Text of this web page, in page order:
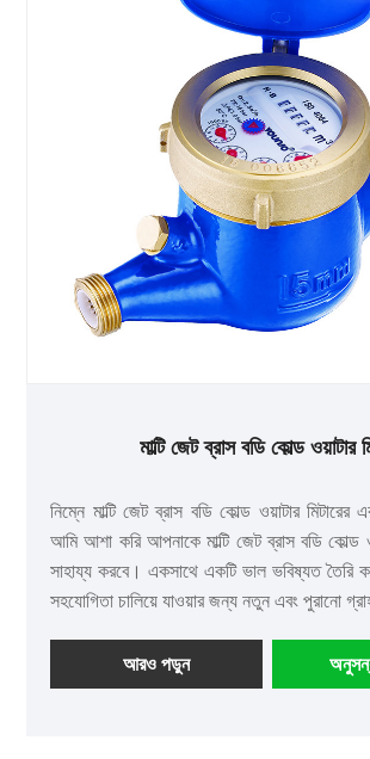
মাল্টি জেট ব্রাস বডি কোল্ড ওয়াটার
নিম্নে মাল্টি জেট ব্রাস বডি কোল্ড ওয়াটার মিটারের
আমি আশা করি আপনাকে মাল্টি জেট ব্রাস বডি কোল্ড
সাহায্য করবে। একসাথে একটি ভাল ভবিষ্যত তৈরি
সহযোগিতা চালিয়ে যাওয়ার জন্য নতুন এবং পুরানো
আরও পড়ুন